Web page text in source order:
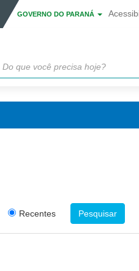
GOVERNO DO PARANÁ
Recentes Pesquisar